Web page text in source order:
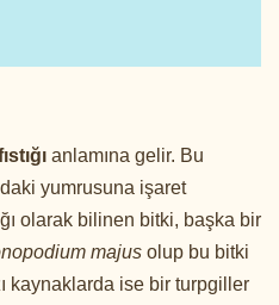
anlamına gelir. Bu
yumrusuna işaret
olarak bilinen bitki, başka bir
majus olup bu bitki
kaynaklarda ise bir turpgiller